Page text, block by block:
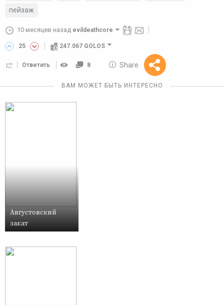
пейзаж
10 месяцев назад evildeathcore
25 247.067 GOLOS
Ответить 8 Share
Reward
10 GOLOS
ВАМ МОЖЕТ БЫТЬ ИНТЕРЕСНО
Августовский
закат